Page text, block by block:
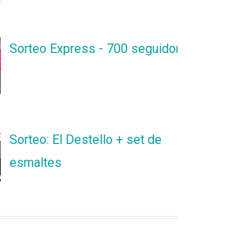
Sorteo Express - 700 seguidores
Sorteo: El Destello + set de
esmaltes